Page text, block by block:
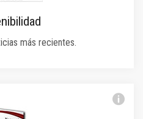
más recientes.